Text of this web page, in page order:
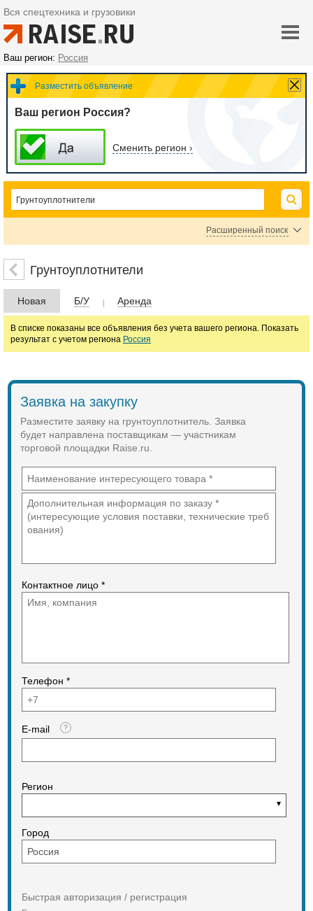
Вся спецтехника и грузовики
Ваш регион: Россия
Разместить объявление
Ваш регион Россия?
Сменить регион ›
Расширенный поиск
Катки вибрационные
Цена
Грунтоуплотнители
Новая Б/У Аренда
В списке показаны все объявления без учета вашего региона. Показать
результат с учетом региона Россия
Заявка на закупку
Разместите заявку на грунтоуплотнитель. Заявка
будет направлена поставщикам — участникам
торговой площадки Raise.ru.
Контактное лицо *
Телефон *
E-mail
Регион
Город
Быстрая авторизация / регистрация